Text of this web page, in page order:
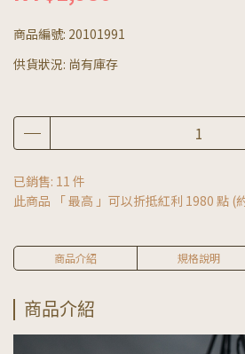
商品編號: 20101991
供貨狀況: 尚有庫存
已銷售: 11 件
此商品 「 最高 」可以折抵紅利 1980 點 (
商品介紹 規格說明
商品介紹